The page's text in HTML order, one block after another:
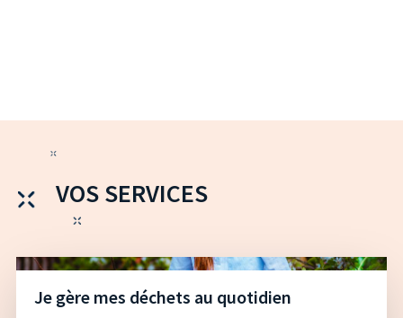
VOS SERVICES
Je gère mes déchets au quotidien